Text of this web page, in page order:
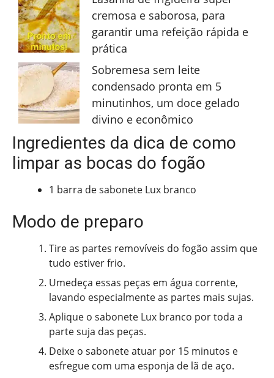
cremosa e saborosa, para
garantir uma refeição rápida e
prática
Sobremesa sem leite
condensado pronta em 5
minutinhos, um doce gelado
divino e econômico
Ingredientes da dica de como
limpar as bocas do fogão
1 barra de sabonete Lux branco
Modo de preparo
Tire as partes removíveis do fogão assim que
tudo estiver frio.
Umedeça essas peças em água corrente,
lavando especialmente as partes mais sujas.
Aplique o sabonete Lux branco por toda a
parte suja das peças.
Deixe o sabonete atuar por 15 minutos e
esfregue com uma esponja de lã de aço.